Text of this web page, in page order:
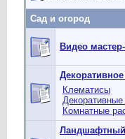
Сад и огород
Видео
Клематисы
Декоративные
Комнатные
Ландшафтный